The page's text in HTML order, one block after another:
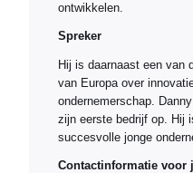
ontwikkelen.
Spreker
Hij is daarnaast een van
van Europa over
ondernemerschap.
zijn eerste bedrijf op. Hij
succesvolle jonge
Contactinformatie voor